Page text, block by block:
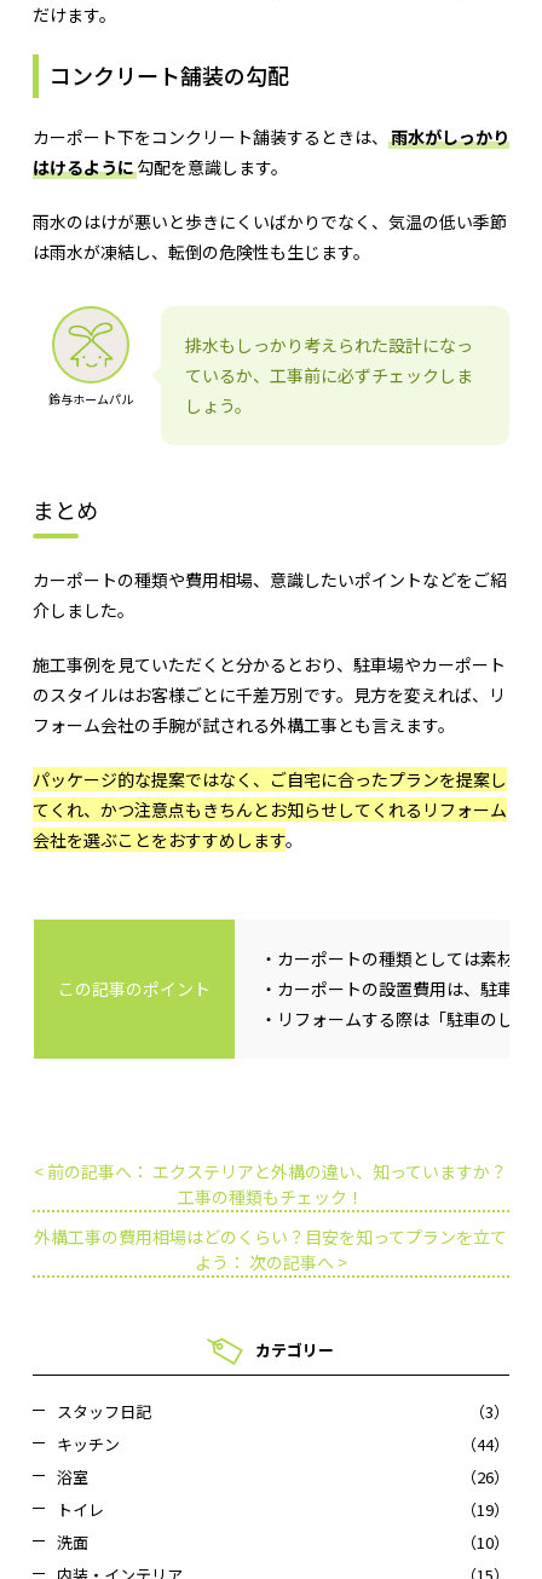
だけます。
コンクリート舗装の勾配
カーポート下をコンクリート舗装するときは、 雨水がしっかり
はけるように勾配を意識します。
雨水のはけが悪いと歩きにくいばかりでなく、気温の低い季節
は雨水が凍結し、転倒の危険性も生じます。
鈴与ホームパル
排水もしっかり考えられた設計になっ
ているか、工事前に必ずチェックしま
しょう。
まとめ
カーポートの種類や費用相場、意識したいポイントなどをご紹
介しました。
施工事例を見ていただくと分かるとおり、駐車場やカーポート
のスタイルはお客様ごとに千差万別です。見方を変えれば、リ
フォーム会社の手腕が試される外構工事とも言えます。
パッケージ的な提案ではなく、ご自宅に合ったプランを提案し
てくれ、かつ注意点もきちんとお知らせしてくれるリフォーム
会社を選ぶことをおすすめします。
この記事のポイント
・カーポートの種類としては素材
・カーポートの設置費用は、駐車
・リフォームする際は「駐車のしや
< 前の記事へ： エクステリアと外構の違い、知っていますか？
工事の種類もチェック！
外構工事の費用相場はどのくらい？目安を知ってプランを立て
よう： 次の記事へ >
カテゴリー
スタッフ日記
（3）
キッチン
（44）
浴室
（26）
トイレ
（19）
洗面
（10）
内装・インテリア
（15）